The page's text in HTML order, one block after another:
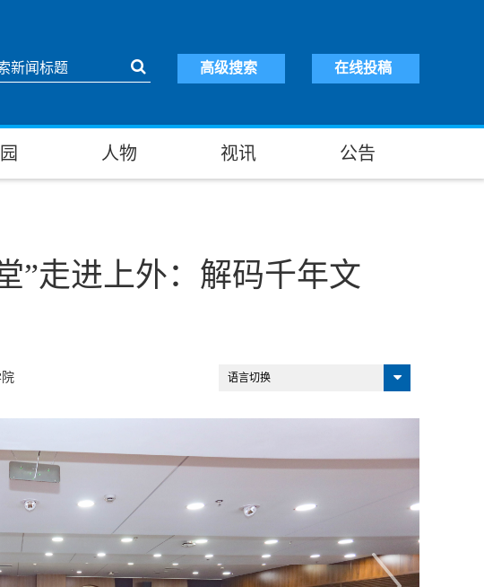
在线投稿
高级搜索
人物 视讯 公告
”走进上外：解码千年文
语言切换